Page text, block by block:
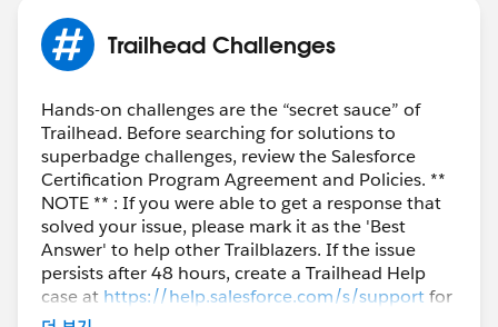
Trailhead Challenges
Hands-on challenges are the “secret sauce” of
Trailhead. Before searching for solutions to
superbadge challenges, review the Salesforce
Certification Program Agreement and Policies. **
NOTE ** : If you were able to get a response that
solved your issue, please mark it as the 'Best
Answer' to help other Trailblazers. If the issue
persists after 48 hours, create a Trailhead Help
case at https://help.salesforce.com/s/supportfor
further assistance.